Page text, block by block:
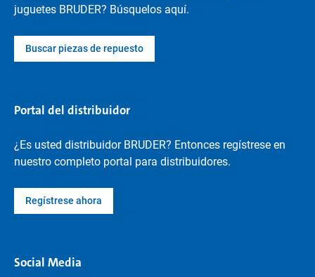
juguetes BRUDER? Búsquelos aquí.
Buscar piezas de repuesto
Portal del distribuidor
¿Es usted distribuidor BRUDER? Entonces regístrese en
nuestro completo portal para distribuidores.
Regístrese ahora
Social Media